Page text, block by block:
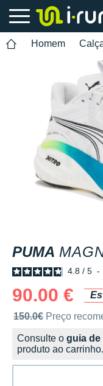
Homem
PUMA
4.8 / 5 -
90.00 €
Preço de venda
150.0€ Preço
Consulte o guia de
produto ao carrinho.